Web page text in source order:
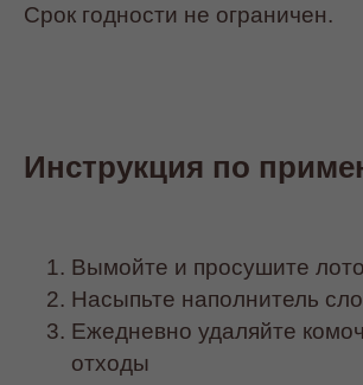
Срок годности не ограничен.
Инструкция по
Вымойте и просушите
Насыпьте наполнитель
Ежедневно удаляйте
отходы